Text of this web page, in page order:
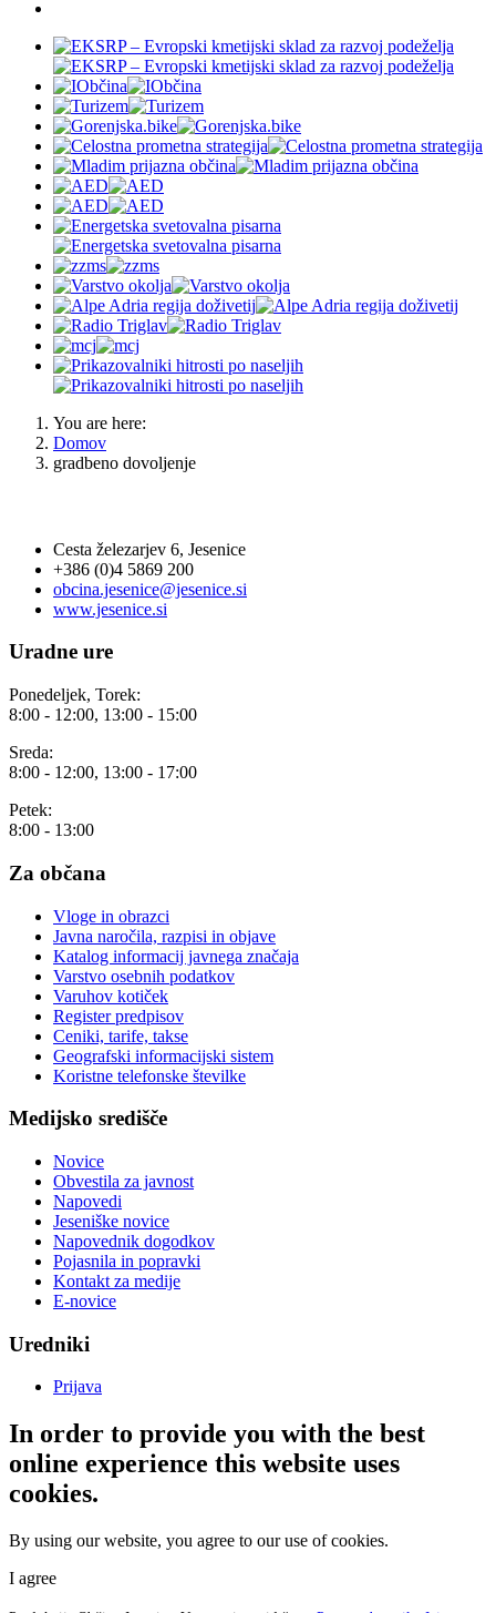
You are here:
Domov
gradbeno dovoljenje
Cesta železarjev 6, Jesenice
+386 (0)4 5869 200
obcina.jesenice@jesenice.si
www.jesenice.si
Uradne ure
Ponedeljek, Torek:
8:00 - 12:00, 13:00 - 15:00
Sreda:
8:00 - 12:00, 13:00 - 17:00
Petek:
8:00 - 13:00
Za občana
Vloge in obrazci
Javna naročila, razpisi in objave
Katalog informacij javnega značaja
Varstvo osebnih podatkov
Varuhov kotiček
Register predpisov
Ceniki, tarife, takse
Geografski informacijski sistem
Koristne telefonske številke
Medijsko središče
Novice
Obvestila za javnost
Napovedi
Jeseniške novice
Napovednik dogodkov
Pojasnila in popravki
Kontakt za medije
E-novice
Uredniki
Prijava
In order to provide you with the best
online experience this website uses
cookies.
By using our website, you agree to our use of cookies.
I agree